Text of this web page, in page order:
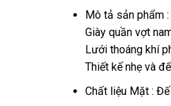
Mô tả sản phẩm :
Giày quần vợt
Lưới thoáng khí
Thiết kế nhẹ và
Chất liệu Mặt :